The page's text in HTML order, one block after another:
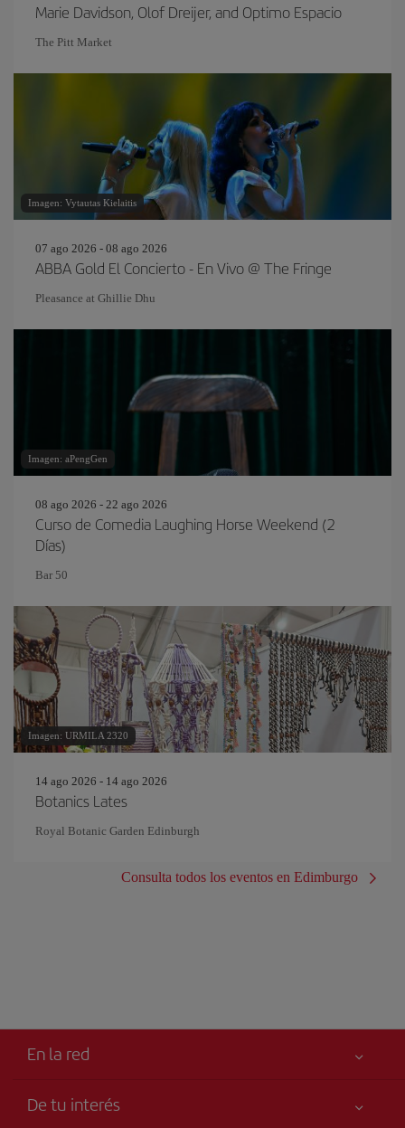
Marie Davidson, Olof Dreijer, and Optimo Espacio
The Pitt Market
Imagen: Vytautas Kielaitis
07 ago 2026 - 08 ago 2026
ABBA Gold El Concierto - En Vivo @ The Fringe
Pleasance at Ghillie Dhu
Imagen: aPengGen
08 ago 2026 - 22 ago 2026
Curso de Comedia Laughing Horse Weekend (2
Días)
Bar 50
Imagen: URMILA 2320
14 ago 2026 - 14 ago 2026
Botanics Lates
Royal Botanic Garden Edinburgh
Consulta todos los eventos en Edimburgo
En la red
De tu interés